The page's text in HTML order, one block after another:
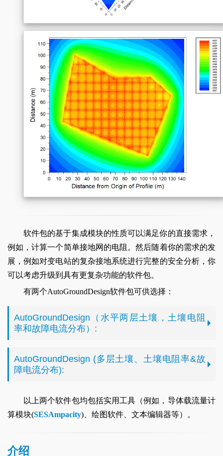
软件包的基于集成模块的性质可以满足你的直接需求，
例如，计算一个简单接地网的电阻。然后随着你的需求的发
展，例如对变电站的复杂接地系统进行完整的安全分析，你
可以考虑升级到具有更复杂功能的软件包。
有两个AutoGroundDesign软件包可供选择：
AutoGroundDesign（水平两层土壤，土壤电阻
率和故障电流分布）:
AutoGroundDesign (多层土壤、土壤电阻率&故
障电流分布):
以上两个软件包均包括实用工具（例如，导体载流量计
算模块(SESAmpacity)、绘图软件、文本编辑器等）。
介绍